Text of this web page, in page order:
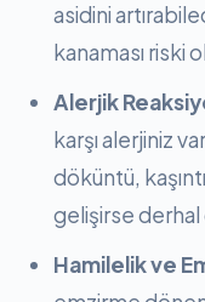
asidini
kanaması riski
Alerjik
karşı alerjiniz
döküntü,
gelişirse
Hamilelik ve